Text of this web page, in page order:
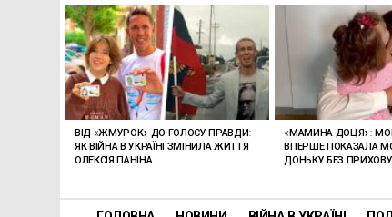
ОСТАННІ
СТАТТІ
ВІД «ЖМУРОК» ДО ГОЛОСУ ПРАВДИ:
ЯК ВІЙНА В УКРАЇНІ ЗМІНИЛА ЖИТТЯ
ОЛЕКСІЯ ПАНІНА
«МАМИНА ДОЦЯ»:
ВПЕРШЕ ПОКАЗАЛА
ДОНЬКУ БЕЗ